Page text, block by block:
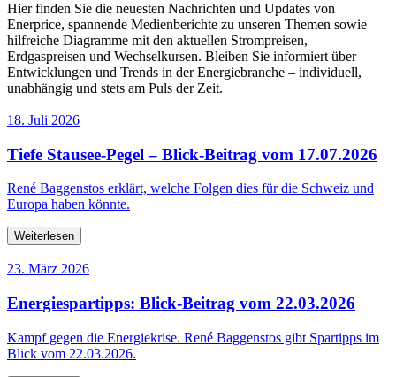
Hier finden Sie die neuesten Nachrichten und Updates von
Enerprice, spannende Medienberichte zu unseren Themen sowie
hilfreiche Diagramme mit den aktuellen Strompreisen,
Erdgaspreisen und Wechselkursen. Bleiben Sie informiert über
Entwicklungen und Trends in der Energiebranche – individuell,
unabhängig und stets am Puls der Zeit.
18. Juli 2026
Tiefe Stausee-Pegel – Blick-Beitrag vom 17.07.2026
René Baggenstos erklärt, welche Folgen dies für die Schweiz und
Europa haben könnte.
Weiterlesen
23. März 2026
Energiespartipps: Blick-Beitrag vom 22.03.2026
Kampf gegen die Energiekrise. René Baggenstos gibt Spartipps im
Blick vom 22.03.2026.